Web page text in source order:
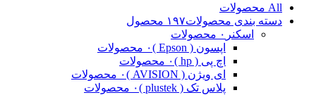
All محصولات
دسته بندی محصولات۱۹۷ محصول
اسکنر ۰ محصولات
اپسون ( Epson )
۰ محصولات
اچ پی ( hp )
۰ محصولات
ای ویژن ( AVISION )
۰ محصولات
پلاس تک ( plustek )
۰ محصولات